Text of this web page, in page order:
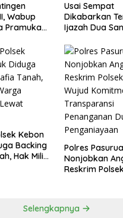
Wabup
Pramuka
Usai Sempat
Dikabarkan
Ijazah Dua
Secara Cuma-
Kebon
Backing
Hak Milik
Polres
Nonjobkan
Reskrim
Penganiayaan
Selengkapnya